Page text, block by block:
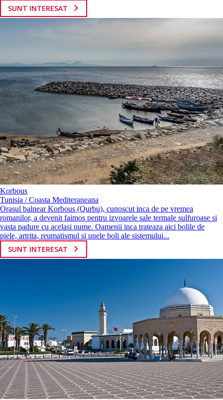
SUNT INTERESAT
Korbous
Tunisia / Coasta Mediteraneana
Orasul balnear Korbous (Qurbu), cunoscut inca de pe vremea
romanilor, a devenit faimos pentru izvoarele sale termale sulfuroase si
vasta padure cu acelasi nume. Oamenii inca trateaza aici bolile de
piele, artrita, reumatismul si unele boli ale sistemului...
SUNT INTERESAT